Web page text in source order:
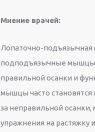
Мнение врачей:
Лопаточно-
подподъязычные мышцы
правильной осанки и
мышцы часто становятся
за неправильной
упражнения на растяжку